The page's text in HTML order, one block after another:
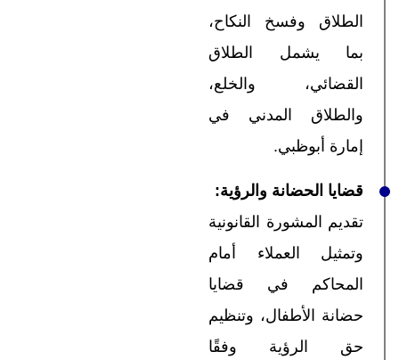
الطلاق وفسخ النكاح،
بما يشمل الطلاق
القضائي، والخلع،
والطلاق المدني في
إمارة أبوظبي.
قضايا الحضانة والرؤية:
تقديم المشورة القانونية
وتمثيل العملاء أمام
المحاكم في قضايا
حضانة الأطفال، وتنظيم
حق الرؤية وفقًا